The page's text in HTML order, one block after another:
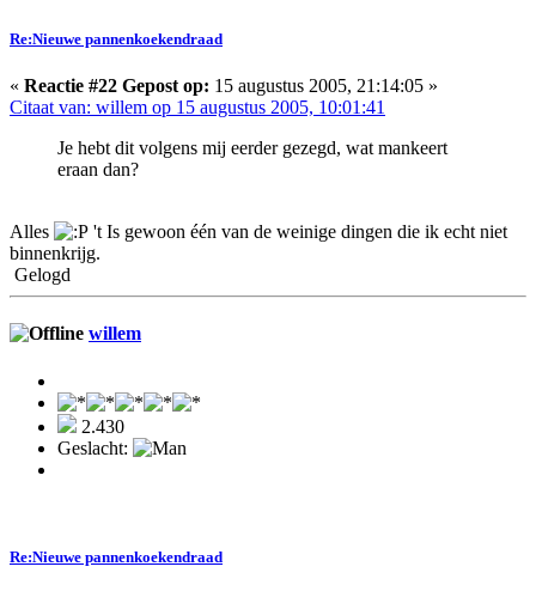
Re:Nieuwe pannenkoekendraad
« Reactie #22 Gepost op: 15 augustus 2005, 21:14:05 »
Citaat van: willem op 15 augustus 2005, 10:01:41
Je hebt dit volgens mij eerder gezegd, wat mankeert
eraan dan?
Alles
't Is gewoon één van de weinige dingen die ik echt niet
binnenkrijg.
Gelogd
willem
2.430
Geslacht:
Re:Nieuwe pannenkoekendraad